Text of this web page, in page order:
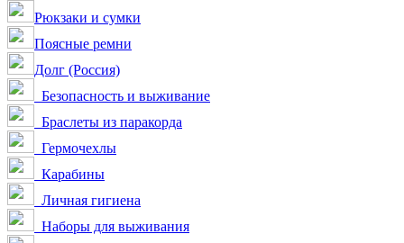
Рюкзаки и сумки
Поясные ремни
Долг (Россия)
Безопасность и выживание
Браслеты из паракорда
Гермочехлы
Карабины
Личная гигиена
Наборы для выживания